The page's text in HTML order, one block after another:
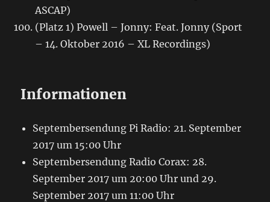
ASCAP)
(Platz 1) Powell – Jonny: Feat. Jonny (Sport
– 14. Oktober 2016 – XL Recordings)
Informationen
Septembersendung Pi Radio: 21. September
2017 um 15:00 Uhr
Septembersendung Radio Corax: 28.
September 2017 um 20:00 Uhr und 29.
September 2017 um 11:00 Uhr